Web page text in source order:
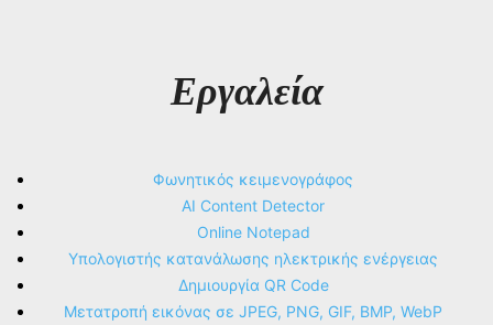
Εργαλεία
Φωνητικός κειμενογράφος
AI Content Detector
Online Notepad
Υπολογιστής κατανάλωσης ηλεκτρικής ενέργειας
Δημιουργία QR Code
Μετατροπή εικόνας σε JPEG, PNG, GIF, BMP, WebP